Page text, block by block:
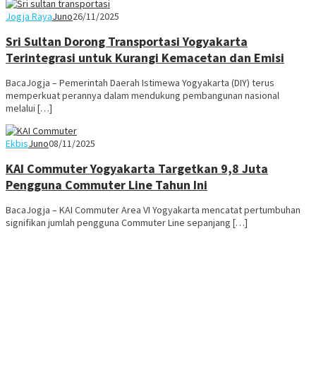
Jogja RayaJuno26/11/2025
Sri Sultan Dorong Transportasi Yogyakarta
Terintegrasi untuk Kurangi Kemacetan dan Emisi
BacaJogja – Pemerintah Daerah Istimewa Yogyakarta (DIY) terus
memperkuat perannya dalam mendukung pembangunan nasional
melalui […]
EkbisJuno08/11/2025
KAI Commuter Yogyakarta Targetkan 9,8 Juta
Pengguna Commuter Line Tahun Ini
BacaJogja – KAI Commuter Area VI Yogyakarta mencatat pertumbuhan
signifikan jumlah pengguna Commuter Line sepanjang […]